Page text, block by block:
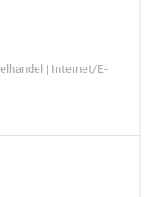
| Internet/E-